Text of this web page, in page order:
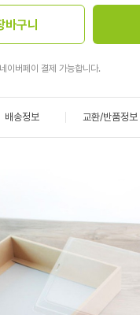
바구니
이버페이 결제 가능합니다.
배송정보 교환/반품정보